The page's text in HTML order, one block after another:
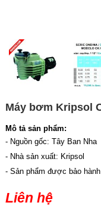
Máy bơm Kripsol
Mô tả sản phẩm:
- Nguồn gốc: Tây Ban Nha
- Nhà sản xuất: Kripsol
- Sản phẩm được bảo
Liên hệ